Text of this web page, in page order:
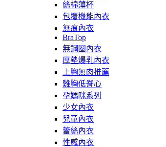
絲棉薄杯
包覆機能內衣
無痕內衣
BraTop
無鋼圈內衣
厚墊爆乳內衣
上胸無肉推薦
雞胸低脊心
孕媽咪系列
少女內衣
兒童內衣
蕾絲內衣
性感內衣